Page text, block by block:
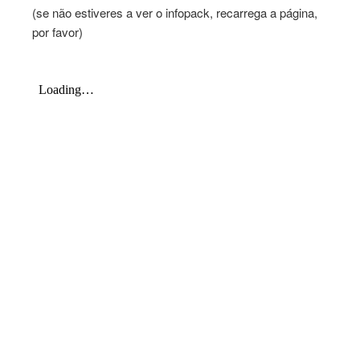
(se não estiveres a ver o infopack, recarrega a página,
por favor)